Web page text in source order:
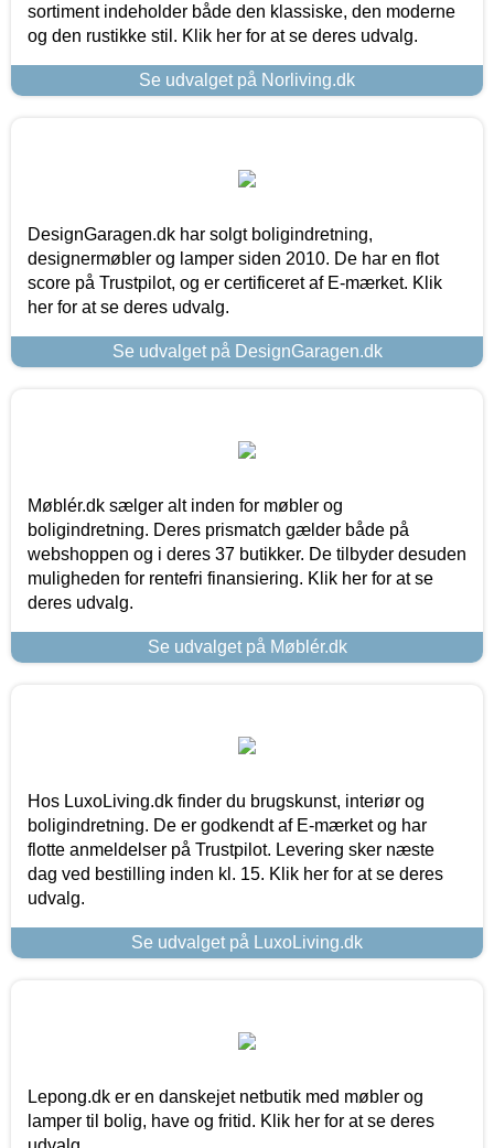
sortiment indeholder både den klassiske, den moderne
og den rustikke stil. Klik her for at se deres udvalg.
Se udvalget på Norliving.dk
DesignGaragen.dk har solgt boligindretning,
designermøbler og lamper siden 2010. De har en flot
score på Trustpilot, og er certificeret af E-mærket. Klik
her for at se deres udvalg.
Se udvalget på DesignGaragen.dk
Møblér.dk sælger alt inden for møbler og
boligindretning. Deres prismatch gælder både på
webshoppen og i deres 37 butikker. De tilbyder desuden
muligheden for rentefri finansiering. Klik her for at se
deres udvalg.
Se udvalget på Møblér.dk
Hos LuxoLiving.dk finder du brugskunst, interiør og
boligindretning. De er godkendt af E-mærket og har
flotte anmeldelser på Trustpilot. Levering sker næste
dag ved bestilling inden kl. 15. Klik her for at se deres
udvalg.
Se udvalget på LuxoLiving.dk
Lepong.dk er en danskejet netbutik med møbler og
lamper til bolig, have og fritid. Klik her for at se deres